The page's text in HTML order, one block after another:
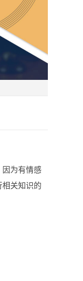
为有情感
关知识的